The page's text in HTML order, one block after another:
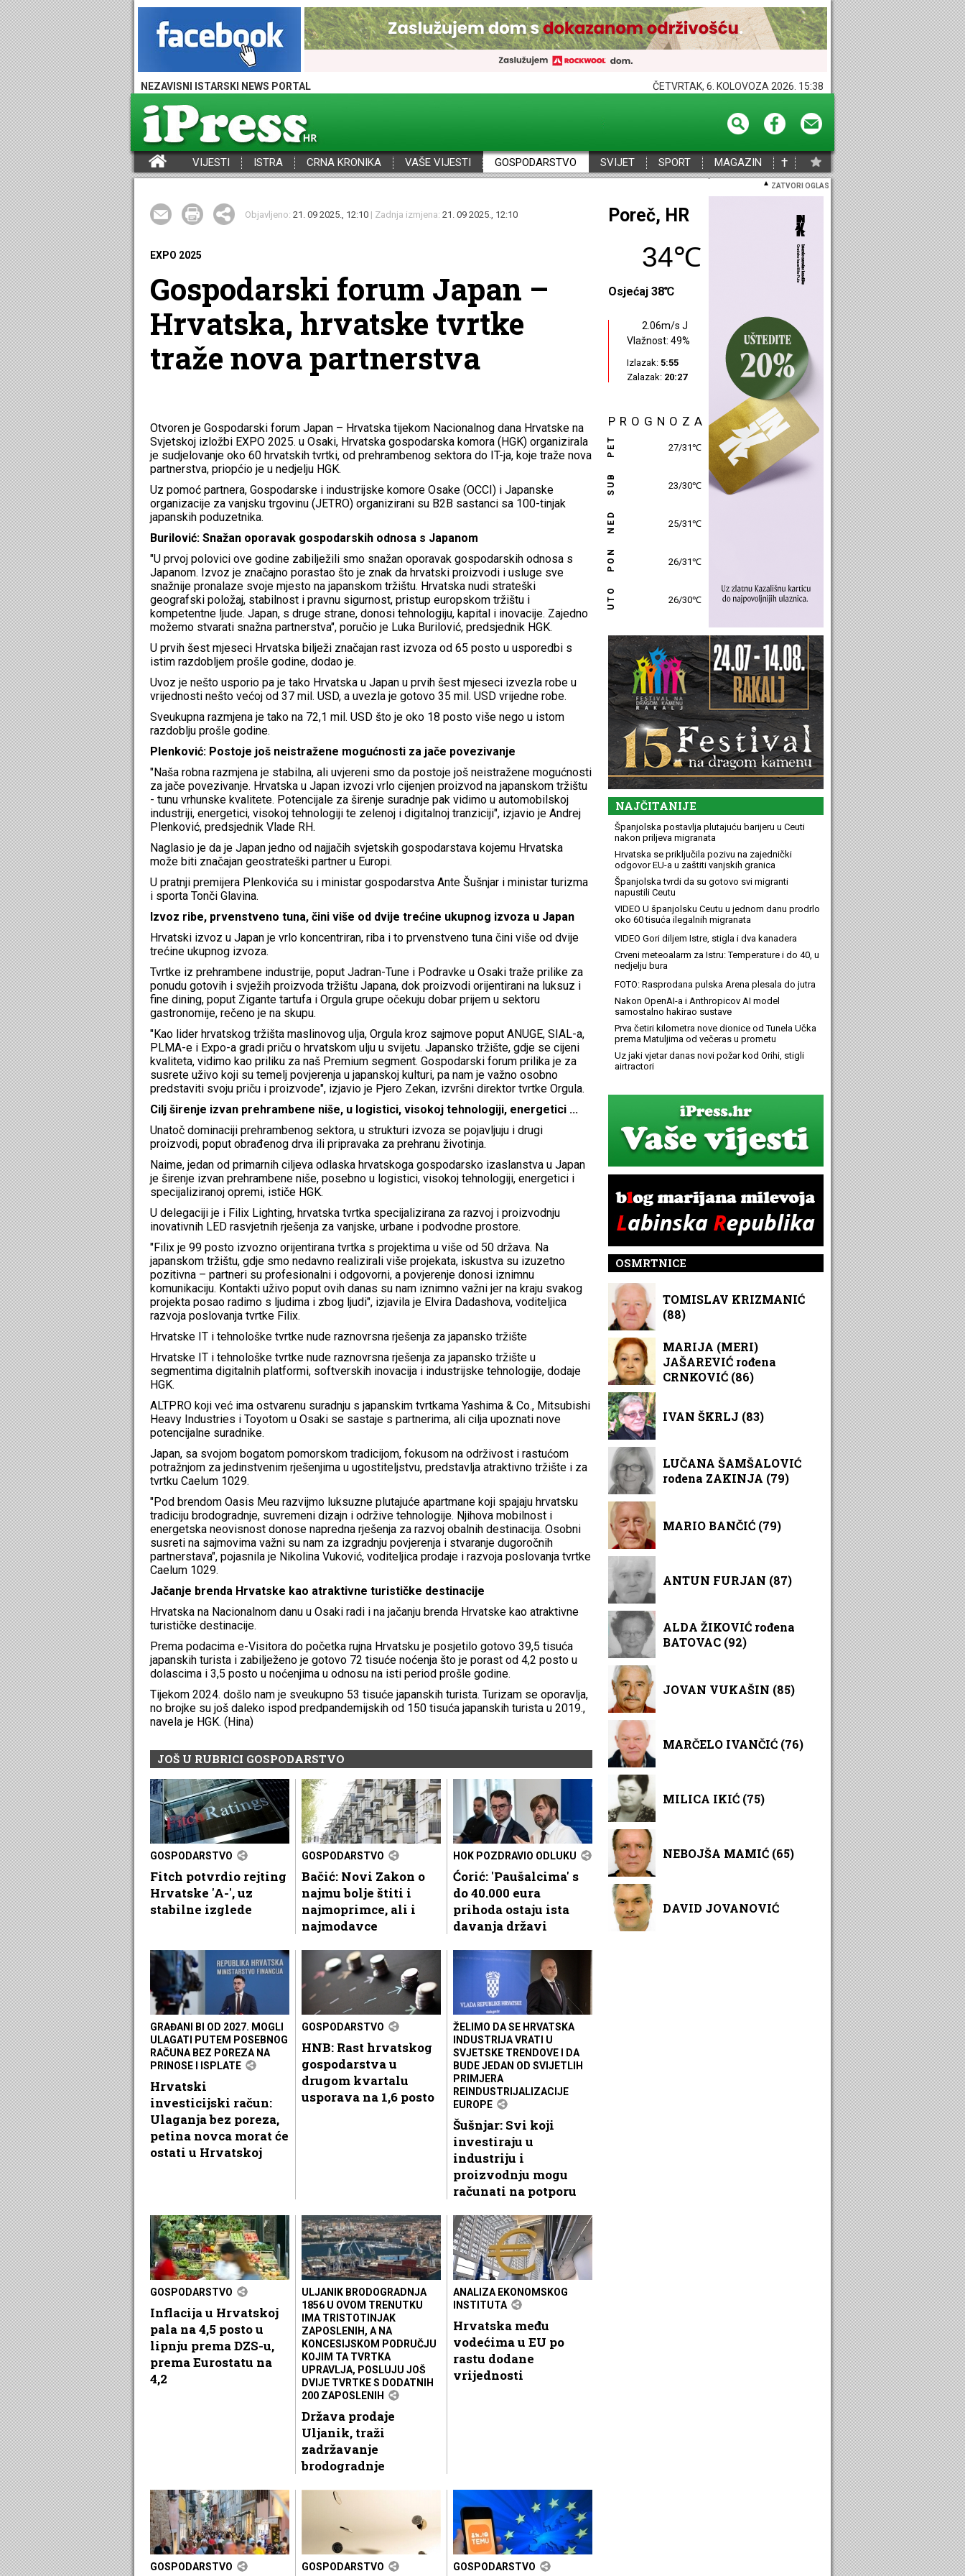
NEZAVISNI ISTARSKI NEWS PORTAL ČETVRTAK, 6. KOLOVOZA 2026. 15:38
VIJESTI ISTRA CRNA KRONIKA VAŠE VIJESTI GOSPODARSTVO SVIJET SPORT MAGAZIN †
ZATVORI OGLAS
Objavljeno: 21. 09 2025., 12:10 | Zadnja izmjena: 21. 09 2025., 12:10
EXPO 2025
Gospodarski forum Japan –
Hrvatska, hrvatske tvrtke
traže nova partnerstva
Otvoren je Gospodarski forum Japan – Hrvatska tijekom Nacionalnog dana Hrvatske na
Svjetskoj izložbi EXPO 2025. u Osaki, Hrvatska gospodarska komora (HGK) organizirala
je sudjelovanje oko 60 hrvatskih tvrtki, od prehrambenog sektora do IT-ja, koje traže nova
partnerstva, priopćio je u nedjelju HGK.
Uz pomoć partnera, Gospodarske i industrijske komore Osake (OCCI) i Japanske
organizacije za vanjsku trgovinu (JETRO) organizirani su B2B sastanci sa 100-tinjak
japanskih poduzetnika.
Burilović: Snažan oporavak gospodarskih odnosa s Japanom
"U prvoj polovici ove godine zabilježili smo snažan oporavak gospodarskih odnosa s
Japanom. Izvoz je značajno porastao što je znak da hrvatski proizvodi i usluge sve
snažnije pronalaze svoje mjesto na japanskom tržištu. Hrvatska nudi strateški
geografski položaj, stabilnost i pravnu sigurnost, pristup europskom tržištu i
kompetentne ljude. Japan, s druge strane, donosi tehnologiju, kapital i inovacije. Zajedno
možemo stvarati snažna partnerstva", poručio je Luka Burilović, predsjednik HGK.
U prvih šest mjeseci Hrvatska bilježi značajan rast izvoza od 65 posto u usporedbi s
istim razdobljem prošle godine, dodao je.
Uvoz je nešto usporio pa je tako Hrvatska u Japan u prvih šest mjeseci izvezla robe u
vrijednosti nešto većoj od 37 mil. USD, a uvezla je gotovo 35 mil. USD vrijedne robe.
Sveukupna razmjena je tako na 72,1 mil. USD što je oko 18 posto više nego u istom
razdoblju prošle godine.
Plenković: Postoje još neistražene mogućnosti za jače povezivanje
"Naša robna razmjena je stabilna, ali uvjereni smo da postoje još neistražene mogućnosti
za jače povezivanje. Hrvatska u Japan izvozi vrlo cijenjen proizvod na japanskom tržištu
- tunu vrhunske kvalitete. Potencijale za širenje suradnje pak vidimo u automobilskoj
industriji, energetici, visokoj tehnologiji te zelenoj i digitalnoj tranziciji", izjavio je Andrej
Plenković, predsjednik Vlade RH.
Naglasio je da je Japan jedno od najjačih svjetskih gospodarstava kojemu Hrvatska
može biti značajan geostrateški partner u Europi.
U pratnji premijera Plenkovića su i ministar gospodarstva Ante Šušnjar i ministar turizma
i sporta Tonči Glavina.
Izvoz ribe, prvenstveno tuna, čini više od dvije trećine ukupnog izvoza u Japan
Hrvatski izvoz u Japan je vrlo koncentriran, riba i to prvenstveno tuna čini više od dvije
trećine ukupnog izvoza.
Tvrtke iz prehrambene industrije, poput Jadran-Tune i Podravke u Osaki traže prilike za
ponudu gotovih i svježih proizvoda tržištu Japana, dok proizvodi orijentirani na luksuz i
fine dining, poput Zigante tartufa i Orgula grupe očekuju dobar prijem u sektoru
gastronomije, rečeno je na skupu.
"Kao lider hrvatskog tržišta maslinovog ulja, Orgula kroz sajmove poput ANUGE, SIAL-a,
PLMA-e i Expo-a gradi priču o hrvatskom ulju u svijetu. Japansko tržište, gdje se cijeni
kvaliteta, vidimo kao priliku za naš Premium segment. Gospodarski forum prilika je za
susrete uživo koji su temelj povjerenja u japanskoj kulturi, pa nam je važno osobno
predstaviti svoju priču i proizvode", izjavio je Pjero Zekan, izvršni direktor tvrtke Orgula.
Cilj širenje izvan prehrambene niše, u logistici, visokoj tehnologiji, energetici ...
Unatoč dominaciji prehrambenog sektora, u strukturi izvoza se pojavljuju i drugi
proizvodi, poput obrađenog drva ili pripravaka za prehranu životinja.
Naime, jedan od primarnih ciljeva odlaska hrvatskoga gospodarsko izaslanstva u Japan
je širenje izvan prehrambene niše, posebno u logistici, visokoj tehnologiji, energetici i
specijaliziranoj opremi, ističe HGK.
U delegaciji je i Filix Lighting, hrvatska tvrtka specijalizirana za razvoj i proizvodnju
inovativnih LED rasvjetnih rješenja za vanjske, urbane i podvodne prostore.
"Filix je 99 posto izvozno orijentirana tvrtka s projektima u više od 50 država. Na
japanskom tržištu, gdje smo nedavno realizirali više projekata, iskustva su izuzetno
pozitivna – partneri su profesionalni i odgovorni, a povjerenje donosi iznimnu
komunikaciju. Kontakti uživo poput ovih danas su nam iznimno važni jer na kraju svakog
projekta posao radimo s ljudima i zbog ljudi", izjavila je Elvira Dadashova, voditeljica
razvoja poslovanja tvrtke Filix.
Hrvatske IT i tehnološke tvrtke nude raznovrsna rješenja za japansko tržište
Hrvatske IT i tehnološke tvrtke nude raznovrsna rješenja za japansko tržište u
segmentima digitalnih platformi, softverskih inovacija i industrijske tehnologije, dodaje
HGK.
ALTPRO koji već ima ostvarenu suradnju s japanskim tvrtkama Yashima & Co., Mitsubishi
Heavy Industries i Toyotom u Osaki se sastaje s partnerima, ali cilja upoznati nove
potencijalne suradnike.
Japan, sa svojom bogatom pomorskom tradicijom, fokusom na održivost i rastućom
potražnjom za jedinstvenim rješenjima u ugostiteljstvu, predstavlja atraktivno tržište i za
tvrtku Caelum 1029.
"Pod brendom Oasis Meu razvijmo luksuzne plutajuće apartmane koji spajaju hrvatsku
tradiciju brodogradnje, suvremeni dizajn i održive tehnologije. Njihova mobilnost i
energetska neovisnost donose napredna rješenja za razvoj obalnih destinacija. Osobni
susreti na sajmovima važni su nam za izgradnju povjerenja i stvaranje dugoročnih
partnerstava", pojasnila je Nikolina Vuković, voditeljica prodaje i razvoja poslovanja tvrtke
Caelum 1029.
Jačanje brenda Hrvatske kao atraktivne turističke destinacije
Hrvatska na Nacionalnom danu u Osaki radi i na jačanju brenda Hrvatske kao atraktivne
turističke destinacije.
Prema podacima e-Visitora do početka rujna Hrvatsku je posjetilo gotovo 39,5 tisuća
japanskih turista i zabilježeno je gotovo 72 tisuće noćenja što je porast od 4,2 posto u
dolascima i 3,5 posto u noćenjima u odnosu na isti period prošle godine.
Tijekom 2024. došlo nam je sveukupno 53 tisuće japanskih turista. Turizam se oporavlja,
no brojke su još daleko ispod predpandemijskih od 150 tisuća japanskih turista u 2019.,
navela je HGK. (Hina)
JOŠ U RUBRICI GOSPODARSTVO
GOSPODARSTVO
Fitch potvrdio rejting
Hrvatske 'A-', uz
stabilne izglede
GOSPODARSTVO
Bačić: Novi Zakon o
najmu bolje štiti i
najmoprimce, ali i
najmodavce
HOK POZDRAVIO ODLUKU
Ćorić: 'Paušalcima' s
do 40.000 eura
prihoda ostaju ista
davanja državi
GRAĐANI BI OD 2027. MOGLI
ULAGATI PUTEM POSEBNOG
RAČUNA BEZ POREZA NA
PRINOSE I ISPLATE
Hrvatski
investicijski račun:
Ulaganja bez poreza,
petina novca morat će
ostati u Hrvatskoj
GOSPODARSTVO
HNB: Rast hrvatskog
gospodarstva u
drugom kvartalu
usporava na 1,6 posto
ŽELIMO DA SE HRVATSKA
INDUSTRIJA VRATI U
SVJETSKE TRENDOVE I DA
BUDE JEDAN OD SVIJETLIH
PRIMJERA
REINDUSTRIJALIZACIJE
EUROPE
Šušnjar: Svi koji
investiraju u
industriju i
proizvodnju mogu
računati na potporu
GOSPODARSTVO
Inflacija u Hrvatskoj
pala na 4,5 posto u
lipnju prema DZS-u,
prema Eurostatu na
4,2
ULJANIK BRODOGRADNJA
1856 U OVOM TRENUTKU
IMA TRISTOTINJAK
ZAPOSLENIH, A NA
KONCESIJSKOM PODRUČJU
KOJIM TA TVRTKA
UPRAVLJA, POSLUJU JOŠ
DVIJE TVRTKE S DODATNIH
200 ZAPOSLENIH
Država prodaje
Uljanik, traži
zadržavanje
brodogradnje
ANALIZA EKONOMSKOG
INSTITUTA
Hrvatska među
vodećima u EU po
rastu dodane
vrijednosti
GOSPODARSTVO GOSPODARSTVO GOSPODARSTVO
Poreč, HR
34℃
Osjećaj 38℃
2.06m/s J
Vlažnost: 49%
Izlazak: 5:55
Zalazak: 20:27
PROGNOZA
PET 27/31℃
SUB 23/30℃
NED 25/31℃
PON 26/31℃
UTO 26/30℃
NAJČITANIJE
Španjolska postavlja plutajuću barijeru u Ceuti
nakon priljeva migranata
Hrvatska se priključila pozivu na zajednički
odgovor EU-a u zaštiti vanjskih granica
Španjolska tvrdi da su gotovo svi migranti
napustili Ceutu
VIDEO U španjolsku Ceutu u jednom danu prodrlo
oko 60 tisuća ilegalnih migranata
VIDEO Gori diljem Istre, stigla i dva kanadera
Crveni meteoalarm za Istru: Temperature i do 40, u
nedjelju bura
FOTO: Rasprodana pulska Arena plesala do jutra
Nakon OpenAI-a i Anthropicov AI model
samostalno hakirao sustave
Prva četiri kilometra nove dionice od Tunela Učka
prema Matuljima od večeras u prometu
Uz jaki vjetar danas novi požar kod Orihi, stigli
airtractori
OSMRTNICE
TOMISLAV KRIZMANIĆ
(88)
MARIJA (MERI)
JAŠAREVIĆ rođena
CRNKOVIĆ (86)
IVAN ŠKRLJ (83)
LUČANA ŠAMŠALOVIĆ
rođena ZAKINJA (79)
MARIO BANČIĆ (79)
ANTUN FURJAN (87)
ALDA ŽIKOVIĆ rođena
BATOVAC (92)
JOVAN VUKAŠIN (85)
MARČELO IVANČIĆ (76)
MILICA IKIĆ (75)
NEBOJŠA MAMIĆ (65)
DAVID JOVANOVIĆ